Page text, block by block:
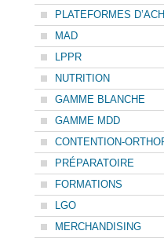
PLATEFORMES
MAD
LPPR
NUTRITION
GAMME BLANCHE
GAMME MDD
CONTENTION-
PRÉPARATOIRE
FORMATIONS
LGO
MERCHANDISING